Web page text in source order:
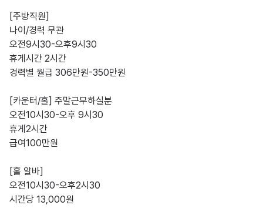
[주방직원]
나이/경력 무관
오전9시30-오후9시30
휴게시간 2시간
경력별 월급 306만원-350만원
[카운터/홀] 주말근무하실분
오전10시30-오후 9시30
휴게2시간
급여100만원
[홀 알바]
오전10시30-오후2시30
시간당 13,000원